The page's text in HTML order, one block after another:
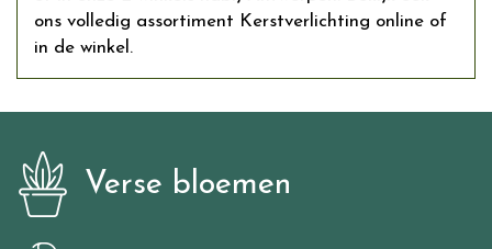
ons volledig assortiment Kerstverlichting online of
in de winkel.
Verse bloemen